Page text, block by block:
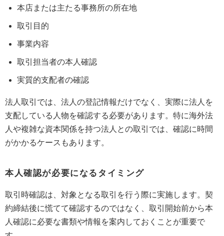
本店または主たる事務所の所在地
取引目的
事業内容
取引担当者の本人確認
実質的支配者の確認
法人取引では、法人の登記情報だけでなく、実際に法人を
支配している人物を確認する必要があります。特に海外法
人や複雑な資本関係を持つ法人との取引では、確認に時間
がかかるケースもあります。
本人確認が必要になるタイミング
取引時確認は、対象となる取引を行う際に実施します。契
約締結後に慌てて確認するのではなく、取引開始前から本
人確認に必要な書類や情報を案内しておくことが重要で